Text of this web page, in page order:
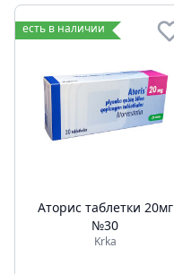
есть в наличии
Аторис таблетки 20мг
№30
Krka